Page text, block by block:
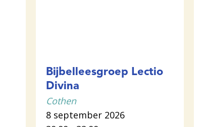
Bijbelleesgroep Lectio
Divina
Cothen
8 september 2026